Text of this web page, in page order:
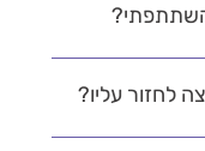
לחזור עליו?